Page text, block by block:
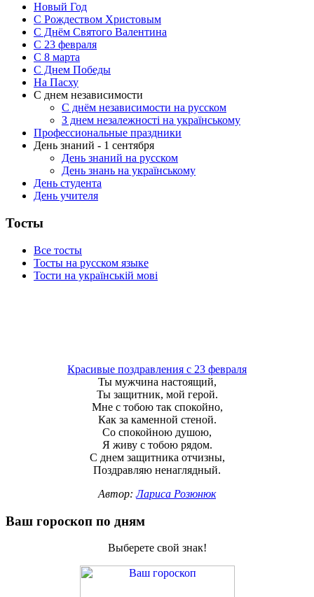
Новый Год
С Рождеством Христовым
С Днём Святого Валентина
С 23 февраля
C 8 марта
С Днем Победы
На Пасху
С днем независимости
С днём независимости на русском
З днем незалежності на українському
Профессиональные праздники
День знаний - 1 сентября
День знаний на русском
День знань на українському
День студента
День учителя
Тосты
Все тосты
Тосты на русском языке
Тости на українській мові
Красивые поздравления с 23 февраля
Ты мужчина настоящий,
Ты защитник, мой герой.
Мне с тобою так спокойно,
Как за каменной стеной.
Со спокойною душою,
Я живу с тобою рядом.
С днем защитника отчизны,
Поздравляю ненаглядный.
Автор:Лариса Розюнюк
Ваш гороскоп по дням
Выберете свой знак!